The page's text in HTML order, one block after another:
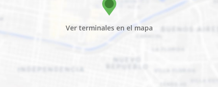
Ver terminales en el mapa